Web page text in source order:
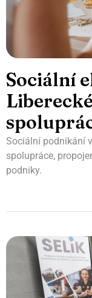
Sociální
Sociální podnikání
spolupráce,
podniky.